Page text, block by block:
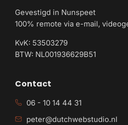
Gevestigd in Nunspeet
100% remote via e-mail,
KvK: 53503279
BTW: NL001936629B51
Contact
06 - 10 14 44 31
peter@dutchwebstudio.nl